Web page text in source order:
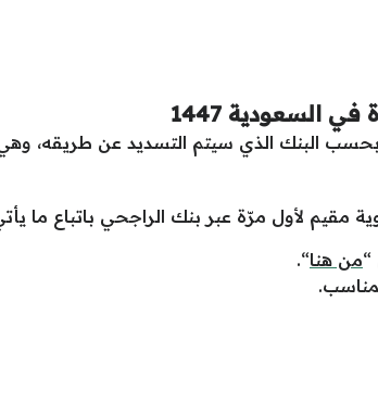
1447
البنك الذي سيتم التسديد عن طريقه،
مقيم لأول مرّة عبر بنك الراجحي باتباع ما
“من هنا“.